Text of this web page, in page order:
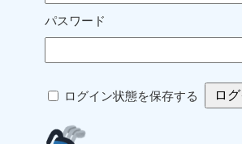
パスワード
ログイン状態を保存する